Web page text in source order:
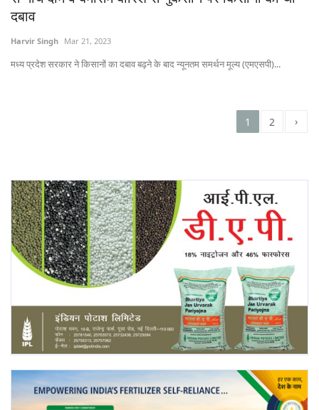
दबाव
Harvir Singh Mar 21, 2023
मध्य प्रदेश सरकार ने किसानों का दबाव बढ़ने के बाद न्यूनतम समर्थन मूल्य (एमएसपी)...
1 2 ›